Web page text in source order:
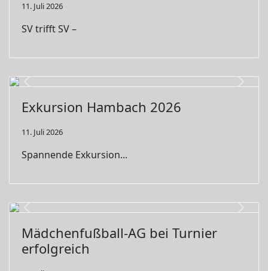
11. Juli 2026
SV trifft SV –
Previous Next
Exkursion Hambach 2026
11. Juli 2026
Spannende Exkursion...
Previous Next
Mädchenfußball-AG bei Turnier
erfolgreich